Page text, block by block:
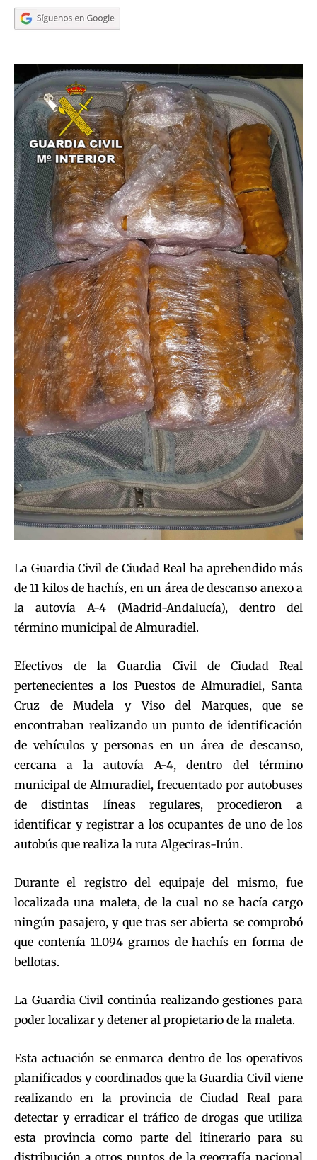
La Guardia Civil de Ciudad Real ha aprehendido más
de 11 kilos de hachís, en un área de descanso anexo a
la autovía A-4 (Madrid-Andalucía), dentro del
término municipal de Almuradiel.
Efectivos de la Guardia Civil de Ciudad Real
pertenecientes a los Puestos de Almuradiel, Santa
Cruz de Mudela y Viso del Marques, que se
encontraban realizando un punto de identificación
de vehículos y personas en un área de descanso,
cercana a la autovía A-4, dentro del término
municipal de Almuradiel, frecuentado por autobuses
de distintas líneas regulares, procedieron a
identificar y registrar a los ocupantes de uno de los
autobús que realiza la ruta Algeciras-Irún.
Durante el registro del equipaje del mismo, fue
localizada una maleta, de la cual no se hacía cargo
ningún pasajero, y que tras ser abierta se comprobó
que contenía 11.094 gramos de hachís en forma de
bellotas.
La Guardia Civil continúa realizando gestiones para
poder localizar y detener al propietario de la maleta.
Esta actuación se enmarca dentro de los operativos
planificados y coordinados que la Guardia Civil viene
realizando en la provincia de Ciudad Real para
detectar y erradicar el tráfico de drogas que utiliza
esta provincia como parte del itinerario para su